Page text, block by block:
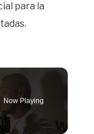
para la
Now Playing